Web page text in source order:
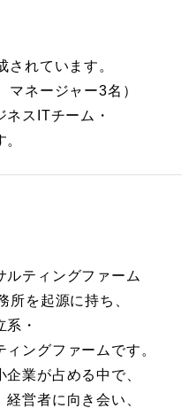
されています。
マネージャー3名）
スITチーム・
ルティングファーム
所を起源に持ち、
・
ングファームです。
業が占める中で、
営者に向き会い、